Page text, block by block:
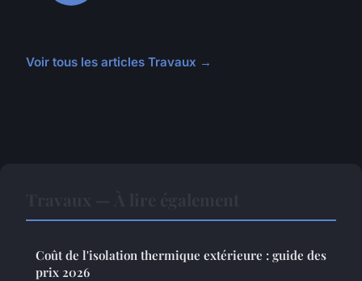
Voir tous les articles Travaux →
Coût de l'isolation thermique extérieure : guide des
prix 2026